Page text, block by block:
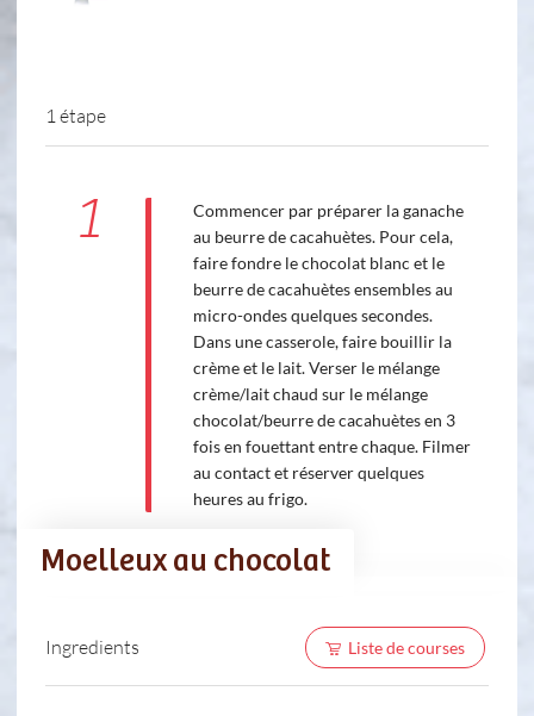
1 étape
1
Commencer par préparer la ganache
au beurre de cacahuètes. Pour cela,
faire fondre le chocolat blanc et le
beurre de cacahuètes ensembles au
micro-ondes quelques secondes.
Dans une casserole, faire bouillir la
crème et le lait. Verser le mélange
crème/lait chaud sur le mélange
chocolat/beurre de cacahuètes en 3
fois en fouettant entre chaque. Filmer
au contact et réserver quelques
heures au frigo.
Moelleux au chocolat
Ingredients Liste de courses